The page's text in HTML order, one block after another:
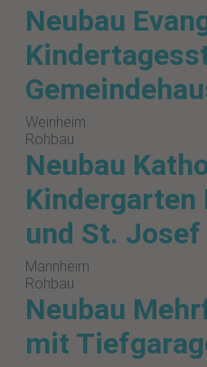
Neubau
Weinheim
Rohbau
Neubau
und St. Josef
Mannheim
Rohbau
Neubau
mit